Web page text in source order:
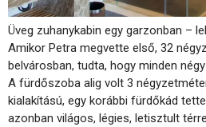
Üveg zuhanykabin egy garzonban –
Amikor Petra megvette első, 32
belvárosban, tudta, hogy minden
A fürdőszoba alig volt 3
kialakítású, egy korábbi fürdőkád
azonban világos, légies, letisztult